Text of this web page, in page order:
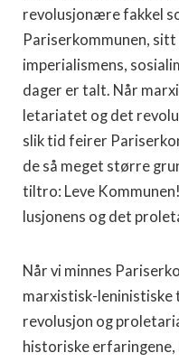
revolusjonære fakkel
Pariserkommunen,
imperialismens,
dager er talt. Når
letariatet og det
slik tid feirer
de så meget større
tiltro: Leve
lusjonens og det
Når vi minnes
marxistisk-leninistiske
revolusjon og
historiske